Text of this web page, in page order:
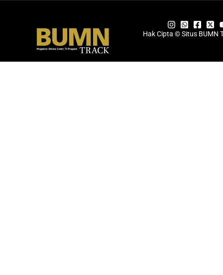
Hak Cipta © Situs BUMN